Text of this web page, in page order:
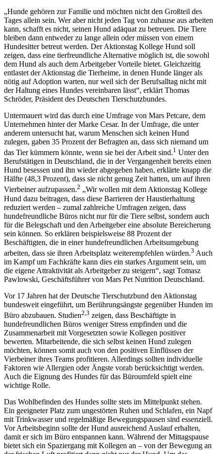
„Hunde gehören zur Familie und möchten nicht den Großteil des
Tages allein sein. Wer aber nicht jeden Tag von zuhause aus arbeiten
kann, schafft es nicht, seinen Hund adäquat zu betreuen. Die Tiere
bleiben dann entweder zu lange allein oder müssen von einem
Hundesitter betreut werden. Der Aktionstag Kollege Hund soll
zeigen, dass eine tierfreundliche Alternative möglich ist, die sowohl
dem Hund als auch dem Arbeitgeber Vorteile bietet. Gleichzeitig
entlastet der Aktionstag die Tierheime, in denen Hunde länger als
nötig auf Adoption warten, nur weil sich der Berufsalltag nicht mit
der Haltung eines Hundes vereinbaren lässt“, erklärt Thomas
Schröder, Präsident des Deutschen Tierschutzbundes.
Untermauert wird das durch eine Umfrage von Mars Petcare, dem
Unternehmen hinter der Marke Cesar. In der Umfrage, die unter
anderem untersucht hat, warum Menschen sich keinen Hund
zulegen, gaben 35 Prozent der Befragten an, dass sich niemand um
das Tier kümmern könnte, wenn sie bei der Arbeit sind.1 Unter den
Berufstätigen in Deutschland, die in der Vergangenheit bereits einen
Hund besessen und ihn wieder abgegeben haben, erklärte knapp die
Hälfte (48,3 Prozent), dass sie nicht genug Zeit hatten, um auf ihren
Vierbeiner aufzupassen.2 „Wir wollen mit dem Aktionstag Kollege
Hund dazu beitragen, dass diese Barrieren der Haustierhaltung
reduziert werden – zumal zahlreiche Umfragen zeigen, dass
hundefreundliche Büros nicht nur für die Tiere selbst, sondern auch
für die Belegschaft und den Arbeitgeber eine absolute Bereicherung
sein können. So erklären beispielsweise 88 Prozent der
Beschäftigten, die in einer hundefreundlichen Arbeitsumgebung
arbeiten, dass sie ihren Arbeitsplatz weiterempfehlen würden.3 Auch
im Kampf um Fachkräfte kann dies ein starkes Argument sein, um
die eigene Attraktivität als Arbeitgeber zu steigern“, sagt Tomasz
Pawlowski, Geschäftsführer von Mars Pet Nutrition Deutschland.
Vor 17 Jahren hat der Deutsche Tierschutzbund den Aktionstag
bundesweit eingeführt, um Berührungsängste gegenüber Hunden im
Büro abzubauen. Studien2,3 zeigen, dass Beschäftigte in
hundefreundlichen Büros weniger Stress empfinden und die
Zusammenarbeit mit Vorgesetzten sowie Kollegen positiver
bewerten. Mitarbeitende, die sich selbst keinen Hund zulegen
möchten, können somit auch von den positiven Einflüssen der
Vierbeiner ihres Teams profitieren. Allerdings sollten individuelle
Faktoren wie Allergien oder Ängste vorab berücksichtigt werden.
Auch die Eignung des Hundes für das Büroumfeld spielt eine
wichtige Rolle.
Das Wohlbefinden des Hundes sollte stets im Mittelpunkt stehen.
Ein geeigneter Platz zum ungestörten Ruhen und Schlafen, ein Napf
mit Trinkwasser und regelmäßige Bewegungspausen sind essenziell.
Vor Arbeitsbeginn sollte der Hund ausreichend Auslauf erhalten,
damit er sich im Büro entspannen kann. Während der Mittagspause
bietet sich ein Spaziergang mit Kollegen an – von der Bewegung an